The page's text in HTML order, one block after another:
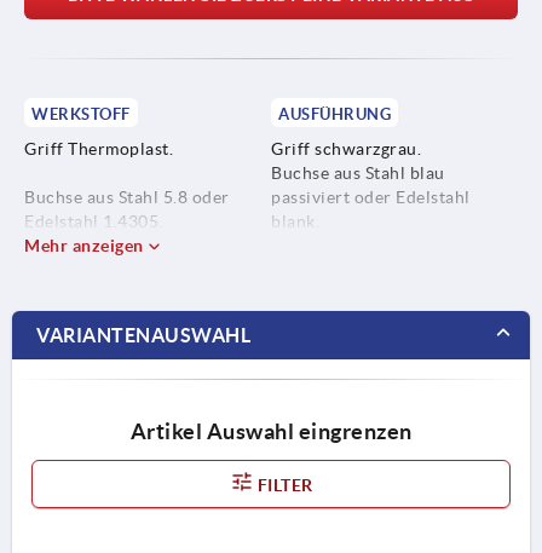
WERKSTOFF
Griff Thermoplast.
Buchse aus Stahl 5.8 oder
Edelstahl 1.4305.
AUSFÜHRUNG
Griff schwarzgrau.
Buchse aus Stahl blau
passiviert oder Edelstahl
blank.
Mehr anzeigen
VARIANTENAUSWAHL
Artikel Auswahl eingrenzen
FILTER